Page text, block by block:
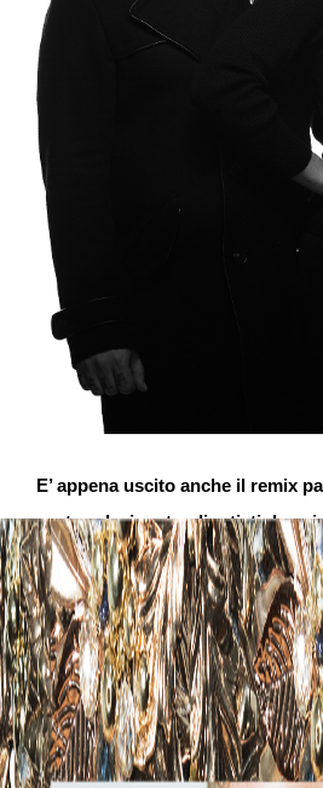
E’ appena uscito anche il remix
avete selezionato gli artisti da
progetto così intimo per voi?
Quello che ci interessa è sempre
remix e questa volta vanno dai club
Williams, passando dal Future
con i suoni ambient di Johnny Broke.
persone a cui vogliamo bene, ecco